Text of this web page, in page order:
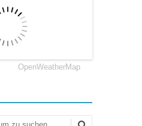
OpenWeatherMap